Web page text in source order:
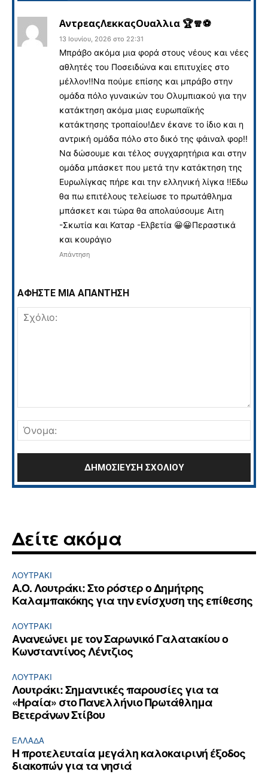
ΑντρεαςΛεκκαςΟυαλλια 🏆🧣⚽️
13 Ιουνίου, 2026 στο 22:31
Μπράβο ακόμα μια φορά στους νέους και νέες
αθλητές του Ποσειδώνα και επιτυχίες στο
μέλλον!!Να πούμε επίσης και μπράβο στην
ομάδα πόλο γυναικών του Ολυμπιακού για την
κατάκτηση ακόμα μιας ευρωπαϊκής
κατάκτησης τροπαίου!Δεν έκανε το ίδιο και η
αντρική ομάδα πόλο στο δικό της φάιναλ φορ!!
Να δώσουμε και τέλος συγχαρητήρια και στην
ομάδα μπάσκετ που μετά την κατάκτηση της
Ευρωλίγκας πήρε και την ελληνική λίγκα !!Εδω
θα πω επιτέλους τελείωσε το πρωτάθλημα
μπάσκετ και τώρα θα απολαύσουμε Αιτη
-Σκωτία και Καταρ -Ελβετία 😀😀Περαστικά
και κουράγιο
Απάντηση
ΑΦΗΣΤΕ ΜΙΑ ΑΠΑΝΤΗΣΗ
Δείτε ακόμα
ΛΟΥΤΡΆΚΙ
Α.Ο. Λουτράκι: Στο ρόστερ ο Δημήτρης
Καλαμπακόκης για την ενίσχυση της επίθεσης
ΛΟΥΤΡΆΚΙ
Ανανεώνει με τον Σαρωνικό Γαλατακίου ο
Κωνσταντίνος Λέντζιος
ΛΟΥΤΡΆΚΙ
Λουτράκι: Σημαντικές παρουσίες για τα
«Ηραία» στο Πανελλήνιο Πρωτάθλημα
Βετεράνων Στίβου
ΕΛΛΆΔΑ
Η προτελευταία μεγάλη καλοκαιρινή έξοδος
διακοπών για τα νησιά